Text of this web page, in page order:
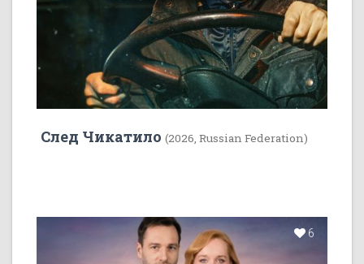
След Чикатило (2026, Russian Federation)
6